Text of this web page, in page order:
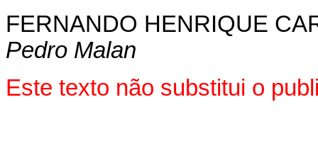
FERNANDO HENRIQUE
Pedro Malan
Este texto não substitui o